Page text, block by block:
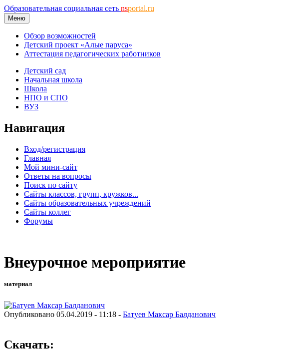
Образовательная социальная сеть nsportal.ru
Меню
Обзор возможностей
Детский проект «Алые паруса»
Аттестация педагогических работников
Детский сад
Начальная школа
Школа
НПО и СПО
ВУЗ
Навигация
Вход/регистрация
Главная
Мой мини-сайт
Ответы на вопросы
Поиск по сайту
Сайты классов, групп, кружков...
Сайты образовательных учреждений
Сайты коллег
Форумы
Внеурочное мероприятие
материал
Опубликовано 05.04.2019 - 11:18 - Батуев Максар Балданович
Скачать: